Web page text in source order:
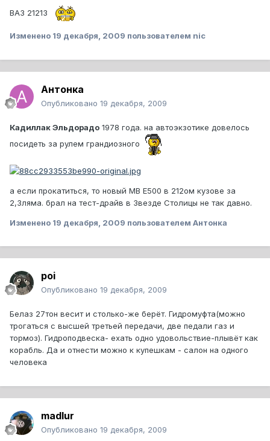
ВАЗ 21213
Изменено 19 декабря, 2009 пользователем nic
Антонка
Опубликовано 19 декабря, 2009
Кадиллак Эльдорадо 1978 года. на автоэкзотике довелось
посидеть за рулем грандиозного
а если прокатиться, то новый МВ E500 в 212ом кузове за
2,3ляма. брал на тест-драйв в Звезде Столицы не так давно.
Изменено 19 декабря, 2009 пользователем Антонка
poi
Опубликовано 19 декабря, 2009
Белаз 27тон весит и столько-же берёт. Гидромуфта(можно
трогаться с высшей третьей передачи, две педали газ и
тормоз). Гидроподвеска- ехать одно удовольствие-плывёт как
корабль. Да и отнести можно к купешкам - салон на одного
человека
madlur
Опубликовано 19 декабря, 2009